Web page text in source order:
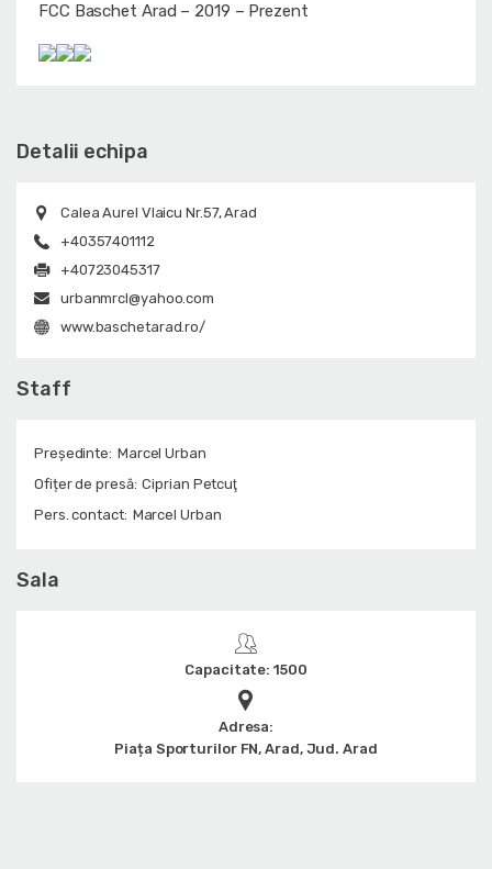
FCC Baschet Arad – 2019 – Prezent
Detalii echipa
Calea Aurel Vlaicu Nr.57, Arad
+40357401112
+40723045317
urbanmrcl@yahoo.com
www.baschetarad.ro/
Staff
Președinte: Marcel Urban
Ofițer de presă: Ciprian Petcuţ
Pers. contact: Marcel Urban
Sala
Capacitate: 1500
Adresa:
Piața Sporturilor FN, Arad, Jud. Arad